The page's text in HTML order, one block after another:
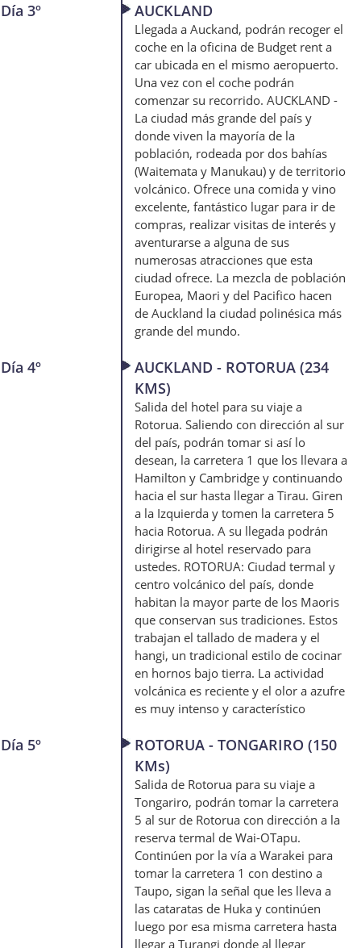
Día 3º AUCKLAND
Llegada a Auckand, podrán recoger el
coche en la oficina de Budget rent a
car ubicada en el mismo aeropuerto.
Una vez con el coche podrán
comenzar su recorrido. AUCKLAND -
La ciudad más grande del país y
donde viven la mayoría de la
población, rodeada por dos bahías
(Waitemata y Manukau) y de territorio
volcánico. Ofrece una comida y vino
excelente, fantástico lugar para ir de
compras, realizar visitas de interés y
aventurarse a alguna de sus
numerosas atracciones que esta
ciudad ofrece. La mezcla de población
Europea, Maori y del Pacifico hacen
de Auckland la ciudad polinésica más
grande del mundo.
Día 4º
AUCKLAND - ROTORUA (234
KMS)
Salida del hotel para su viaje a
Rotorua. Saliendo con dirección al sur
del país, podrán tomar si así lo
desean, la carretera 1 que los llevara a
Hamilton y Cambridge y continuando
hacia el sur hasta llegar a Tirau. Giren
a la Izquierda y tomen la carretera 5
hacia Rotorua. A su llegada podrán
dirigirse al hotel reservado para
ustedes. ROTORUA: Ciudad termal y
centro volcánico del país, donde
habitan la mayor parte de los Maoris
que conservan sus tradiciones. Estos
trabajan el tallado de madera y el
hangi, un tradicional estilo de cocinar
en hornos bajo tierra. La actividad
volcánica es reciente y el olor a azufre
es muy intenso y característico
Día 5º
ROTORUA - TONGARIRO (150
KMs)
Salida de Rotorua para su viaje a
Tongariro, podrán tomar la carretera
5 al sur de Rotorua con dirección a la
reserva termal de Wai-OTapu.
Continúen por la vía a Warakei para
tomar la carretera 1 con destino a
Taupo, sigan la señal que les lleva a
las cataratas de Huka y continúen
luego por esa misma carretera hasta
llegar a Turangi donde al llegar